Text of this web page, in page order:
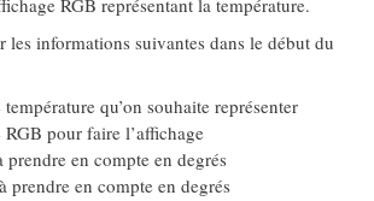
RGB représentant la température.
les informations suivantes dans le début du
qu’on souhaite représenter
pour faire l’affichage
en compte en degrés
prendre en compte en degrés